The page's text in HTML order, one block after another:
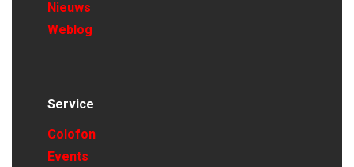
Nieuws
Weblog
Service
Colofon
Events